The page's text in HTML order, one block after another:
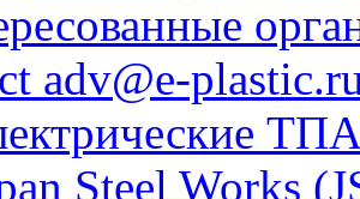
adv@e-
Steel Works